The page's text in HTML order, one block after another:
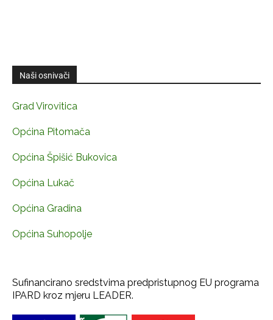
Naši osnivači
Grad Virovitica
Općina Pitomača
Općina Špišić Bukovica
Općina Lukač
Općina Gradina
Općina Suhopolje
Sufinancirano sredstvima predpristupnog EU programa
IPARD kroz mjeru LEADER.